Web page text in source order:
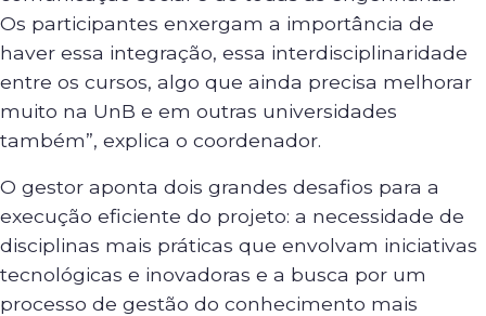
Os participantes enxergam a importância de
haver essa integração, essa interdisciplinaridade
entre os cursos, algo que ainda precisa melhorar
muito na UnB e em outras universidades
também”, explica o coordenador.
O gestor aponta dois grandes desafios para a
execução eficiente do projeto: a necessidade de
disciplinas mais práticas que envolvam iniciativas
tecnológicas e inovadoras e a busca por um
processo de gestão do conhecimento mais